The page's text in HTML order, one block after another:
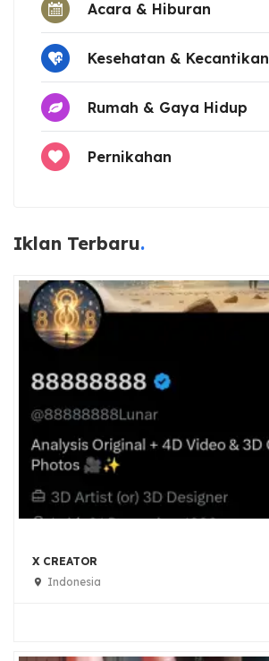
Acara & Hiburan
Kesehatan & Kecantikan
Rumah & Gaya Hidup
Pernikahan
Iklan Terbaru
X CREATOR
Indonesia